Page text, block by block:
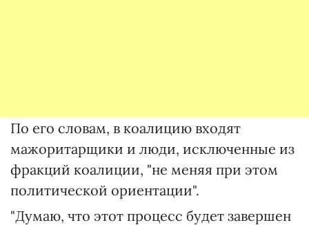
По его словам, в коалицию входят
мажоритарщики и люди, исключенные из
фракций коалиции, "не меняя при этом
политической ориентации".
"Думаю, что этот процесс будет завершен